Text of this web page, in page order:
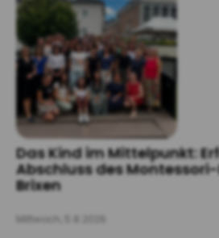
Das Kind im Mittelpunkt:
Abschluss des
Brixen
Mittwoch, 5.8.2026